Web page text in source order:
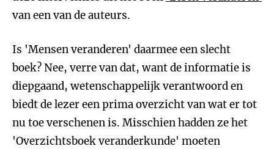
van een van de auteurs.
Is 'Mensen veranderen' daarmee een slecht
boek? Nee, verre van dat, want de informatie is
diepgaand, wetenschappelijk verantwoord en
biedt de lezer een prima overzicht van wat er tot
nu toe verschenen is. Misschien hadden ze het
'Overzichtsboek veranderkunde' moeten